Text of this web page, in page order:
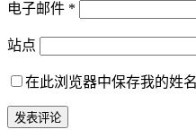
电子邮件 *
站点
在此浏览器中保存我的姓